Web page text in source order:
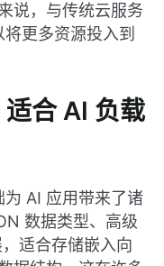
说，与传统云服务
更多资源投入到
合 AI 负载
AI 应用带来了诸
数据类型、高级
适合存储嵌入向